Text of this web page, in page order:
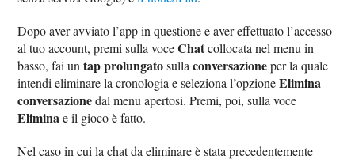
Dopo aver avviato l’app in questione e aver effettuato l’accesso
al tuo account, premi sulla voceChatcollocata nel menu in
basso, fai untap prolungatosullaconversazioneper la quale
intendi eliminare la cronologia e seleziona l’opzioneElimina
conversazionedal menu apertosi. Premi, poi, sulla voce
Eliminae il gioco è fatto.
Nel caso in cui la chat da eliminare è stata precedentemente